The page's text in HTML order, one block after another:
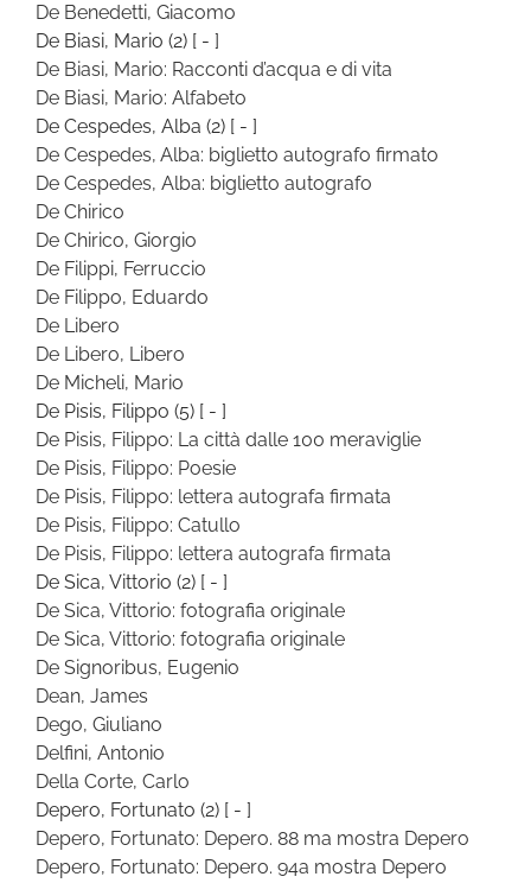
De Benedetti, Giacomo
De Biasi, Mario (2) [ - ]
De Biasi, Mario: Racconti d’acqua e di vita
De Biasi, Mario: Alfabeto
De Cespedes, Alba (2) [ - ]
De Cespedes, Alba: biglietto autografo firmato
De Cespedes, Alba: biglietto autografo
De Chirico
De Chirico, Giorgio
De Filippi, Ferruccio
De Filippo, Eduardo
De Libero
De Libero, Libero
De Micheli, Mario
De Pisis, Filippo (5) [ - ]
De Pisis, Filippo: La città dalle 100 meraviglie
De Pisis, Filippo: Poesie
De Pisis, Filippo: lettera autografa firmata
De Pisis, Filippo: Catullo
De Pisis, Filippo: lettera autografa firmata
De Sica, Vittorio (2) [ - ]
De Sica, Vittorio: fotografia originale
De Sica, Vittorio: fotografia originale
De Signoribus, Eugenio
Dean, James
Dego, Giuliano
Delfini, Antonio
Della Corte, Carlo
Depero, Fortunato (2) [ - ]
Depero, Fortunato: Depero. 88 ma mostra Depero
Depero, Fortunato: Depero. 94a mostra Depero